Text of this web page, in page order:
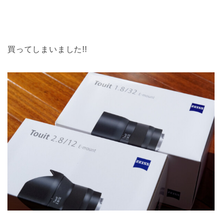
買ってしまいました!!